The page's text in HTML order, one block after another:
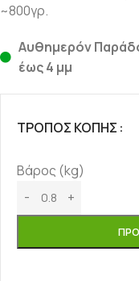
~800γρ.
Αυθημερόν
έως 4 μμ
ΤΡΌΠΟΣ ΚΟΠΉΣ
Βάρος (kg)